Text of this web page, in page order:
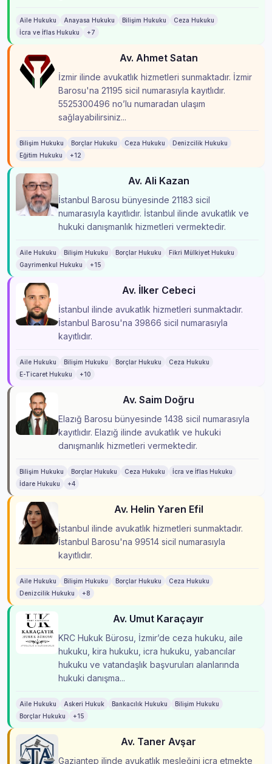
Aile Hukuku Anayasa Hukuku Bilişim Hukuku
Ceza Hukuku
İcra ve İflas Hukuku
+7
Av. Ahmet Satan
İzmir ilinde avukatlık hizmetleri sunmaktadır. İzmir
Barosu'na 21195 sicil numarasıyla kayıtlıdır.
5525300496 no’lu numaradan ulaşım
sağlayabilirsiniz...
Bilişim Hukuku Borçlar Hukuku Ceza Hukuku
Denizcilik Hukuku
Eğitim Hukuku
+12
Av. Ali Kazan
İstanbul Barosu bünyesinde 21183 sicil
numarasıyla kayıtlıdır. İstanbul ilinde avukatlık ve
hukuki danışmanlık hizmetleri vermektedir.
Aile Hukuku Bilişim Hukuku Borçlar Hukuku
Fikri Mülkiyet Hukuku
Gayrimenkul Hukuku
+15
Av. İlker Cebeci
İstanbul ilinde avukatlık hizmetleri sunmaktadır.
İstanbul Barosu'na 39866 sicil numarasıyla
kayıtlıdır.
Aile Hukuku Bilişim Hukuku Borçlar Hukuku
Ceza Hukuku
E-Ticaret Hukuku
+10
Av. Saim Doğru
Elazığ Barosu bünyesinde 1438 sicil numarasıyla
kayıtlıdır. Elazığ ilinde avukatlık ve hukuki
danışmanlık hizmetleri vermektedir.
Bilişim Hukuku Borçlar Hukuku Ceza Hukuku
İcra ve İflas Hukuku
İdare Hukuku
+4
Av. Helin Yaren Efil
İstanbul ilinde avukatlık hizmetleri sunmaktadır.
İstanbul Barosu'na 99514 sicil numarasıyla
kayıtlıdır.
Aile Hukuku Bilişim Hukuku Borçlar Hukuku
Ceza Hukuku
Denizcilik Hukuku
+8
Av. Umut Karaçayır
KRC Hukuk Bürosu, İzmir’de ceza hukuku, aile
hukuku, kira hukuku, icra hukuku, yabancılar
hukuku ve vatandaşlık başvuruları alanlarında
hukuki danışma...
Aile Hukuku Askeri Hukuk Bankacılık Hukuku
Bilişim Hukuku
Borçlar Hukuku
+15
Av. Taner Avşar
Gaziantep ilinde avukatlık mesleğini icra etmekte